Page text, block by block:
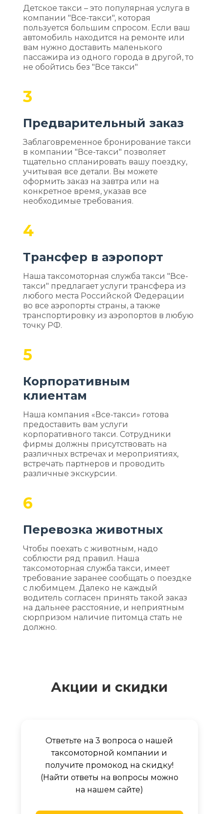
Детское такси – это популярная услуга в
компании "Все-такси", которая
пользуется большим спросом. Если ваш
автомобиль находится на ремонте или
вам нужно доставить маленького
пассажира из одного города в другой, то
не обойтись без "Все такси"
3
Предварительный заказ
Заблаговременное бронирование такси
в компании "Все-такси" позволяет
тщательно спланировать вашу поездку,
учитывая все детали. Вы можете
оформить заказ на завтра или на
конкретное время, указав все
необходимые требования.
4
Трансфер в аэропорт
Наша таксомоторная служба такси "Все-
такси" предлагает услуги трансфера из
любого места Российской Федерации
во все аэропорты страны, а также
транспортировку из аэропортов в любую
точку РФ.
5
Корпоративным
клиентам
Наша компания «Все-такси» готова
предоставить вам услуги
корпоративного такси. Сотрудники
фирмы должны присутствовать на
различных встречах и мероприятиях,
встречать партнеров и проводить
различные экскурсии.
6
Перевозка животных
Чтобы поехать с животным, надо
соблюсти ряд правил. Наша
таксомоторная служба такси, имеет
требование заранее сообщать о поездке
с любимцем. Далеко не каждый
водитель согласен принять такой заказ
на дальнее расстояние, и неприятным
сюрпризом наличие питомца стать не
должно.
Акции и скидки
Ответьте на 3 вопроса о нашей
таксомоторной компании и
получите промокод на скидку!
(Найти ответы на вопросы можно
на нашем сайте)